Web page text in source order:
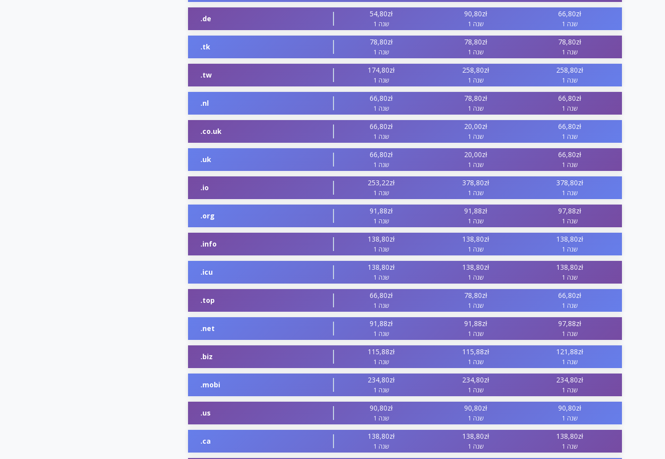
.de
54,80zł
1 שנה
90,80zł
1 שנה
66,80zł
1 שנה
.tk
78,80zł
1 שנה
78,80zł
1 שנה
78,80zł
1 שנה
.tw
174,80zł
1 שנה
258,80zł
1 שנה
258,80zł
1 שנה
.nl
66,80zł
1 שנה
78,80zł
1 שנה
66,80zł
1 שנה
.co.uk
66,80zł
1 שנה
20,00zł
1 שנה
66,80zł
1 שנה
.uk
66,80zł
1 שנה
20,00zł
1 שנה
66,80zł
1 שנה
.io
253,22zł
1 שנה
378,80zł
1 שנה
378,80zł
1 שנה
.org
91,88zł
1 שנה
91,88zł
1 שנה
97,88zł
1 שנה
.info
138,80zł
1 שנה
138,80zł
1 שנה
138,80zł
1 שנה
.icu
138,80zł
1 שנה
138,80zł
1 שנה
138,80zł
1 שנה
.top
66,80zł
1 שנה
78,80zł
1 שנה
66,80zł
1 שנה
.net
91,88zł
1 שנה
91,88zł
1 שנה
97,88zł
1 שנה
.biz
115,88zł
1 שנה
115,88zł
1 שנה
121,88zł
1 שנה
.mobi
234,80zł
1 שנה
234,80zł
1 שנה
234,80zł
1 שנה
.us
90,80zł
1 שנה
90,80zł
1 שנה
90,80zł
1 שנה
.ca
138,80zł
1 שנה
138,80zł
1 שנה
138,80zł
1 שנה